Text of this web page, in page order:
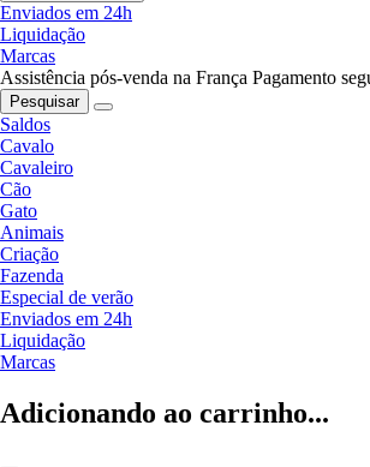
Enviados em 24h
Liquidação
Marcas
Assistência pós-venda na França Pagamento
Pesquisar
Saldos
Cavalo
Cavaleiro
Cão
Gato
Animais
Criação
Fazenda
Especial de verão
Enviados em 24h
Liquidação
Marcas
Adicionando ao carrinho...